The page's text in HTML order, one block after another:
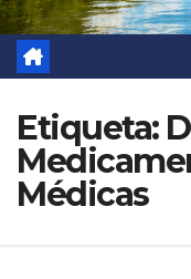
Etiqueta:
Médicas